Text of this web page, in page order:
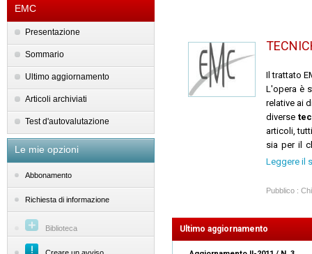
EMC
Presentazione
Sommario
Ultimo aggiornamento
Articoli archiviati
Test d'autovalutazione
Le mie opzioni
Abbonamento
Richiesta di informazione
Biblioteca
Il trattato
L'opera è
relative ai
diverse
articoli,
sia per il
Protesi
Questo
Buona
La
Leggere il
Pubblico :
Ultimo aggiornamento